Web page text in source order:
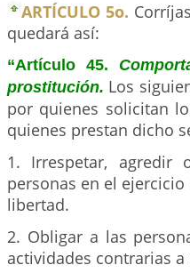
ARTÍCULO 5o.
quedará así:
“Artículo 45.
prostitución. Los
por quienes solicitan
quienes prestan dicho
1. Irrespetar, agredir
personas en el
libertad.
2. Obligar a las
actividades contrarias